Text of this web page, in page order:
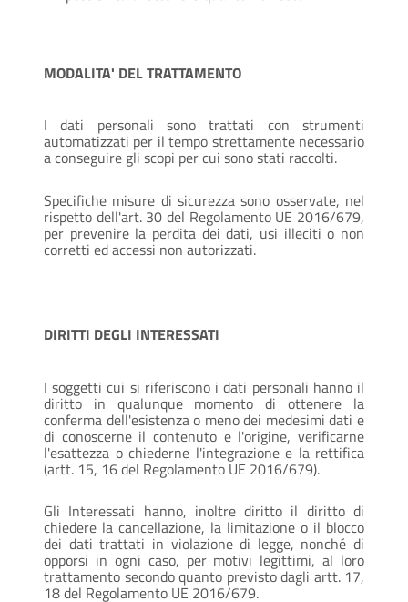
MODALITA' DEL TRATTAMENTO
I dati personali sono trattati con strumenti
automatizzati per il tempo strettamente necessario
a conseguire gli scopi per cui sono stati raccolti.
Specifiche misure di sicurezza sono osservate, nel
rispetto dell'art. 30 del Regolamento UE 2016/679,
per prevenire la perdita dei dati, usi illeciti o non
corretti ed accessi non autorizzati.
DIRITTI DEGLI INTERESSATI
I soggetti cui si riferiscono i dati personali hanno il
diritto in qualunque momento di ottenere la
conferma dell'esistenza o meno dei medesimi dati e
di conoscerne il contenuto e l'origine, verificarne
l'esattezza o chiederne l'integrazione e la rettifica
(artt. 15, 16 del Regolamento UE 2016/679).
Gli Interessati hanno, inoltre diritto il diritto di
chiedere la cancellazione, la limitazione o il blocco
dei dati trattati in violazione di legge, nonché di
opporsi in ogni caso, per motivi legittimi, al loro
trattamento secondo quanto previsto dagli artt. 17,
18 del Regolamento UE 2016/679.